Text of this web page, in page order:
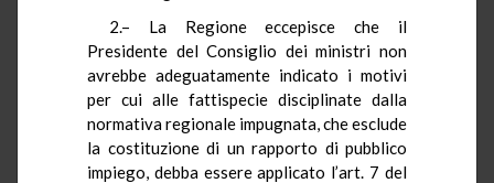
2.– La Regione eccepisce che il
Presidente del Consiglio dei ministri non
avrebbe adeguatamente indicato i motivi
per cui alle fattispecie disciplinate dalla
normativa regionale impugnata, che esclude
la costituzione di un rapporto di pubblico
impiego, debba essere applicato l’art. 7 del